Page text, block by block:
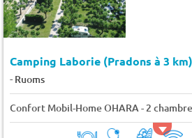
Camping Laborie (Pradons à 3 km)
- Ruoms
Confort Mobil-Home OHARA - 2